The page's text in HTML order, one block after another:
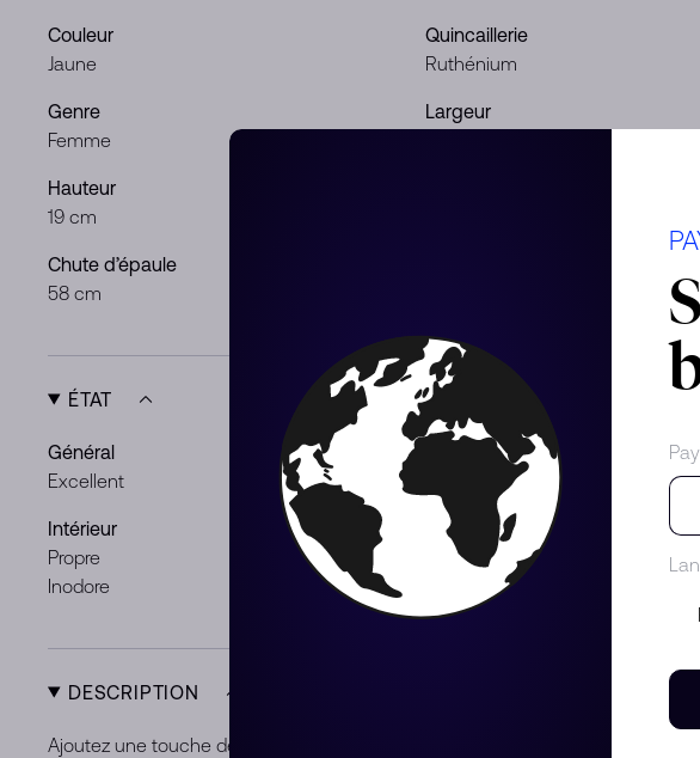
Couleur
Jaune
Quincaillerie
Ruthénium
Genre
Femme
Largeur
Hauteur
19 cm
Chute d’épaule
58 cm
ÉTAT
Général
Excellent
Extérieur
Légères traces d'usure
Intérieur
Propre
Inodore
Quincaillerie
Légères traces d'usure
DESCRIPTION
Ajoutez une touche de charme vibrant à votre ensemble avec le sac en cuir 2